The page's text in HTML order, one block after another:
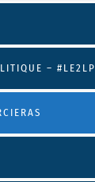
– #LE2LP